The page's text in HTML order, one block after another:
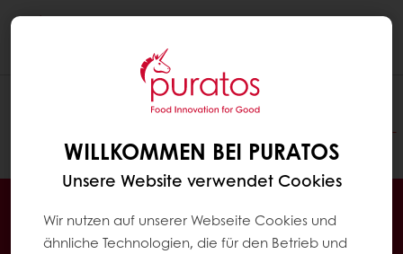
This page redirects to
https://www.puratos.de/de/produkte?
tag=germany:finished_products/softe_gebaecke/toast-
_sandwichbrot
WILLKOMMEN BEI PURATOS
Unsere Website verwendet Cookies
Wir nutzen auf unserer Webseite Cookies und
ähnliche Technologien, die für den Betrieb und
Schnelle Lieferung
Exklusive Angebote